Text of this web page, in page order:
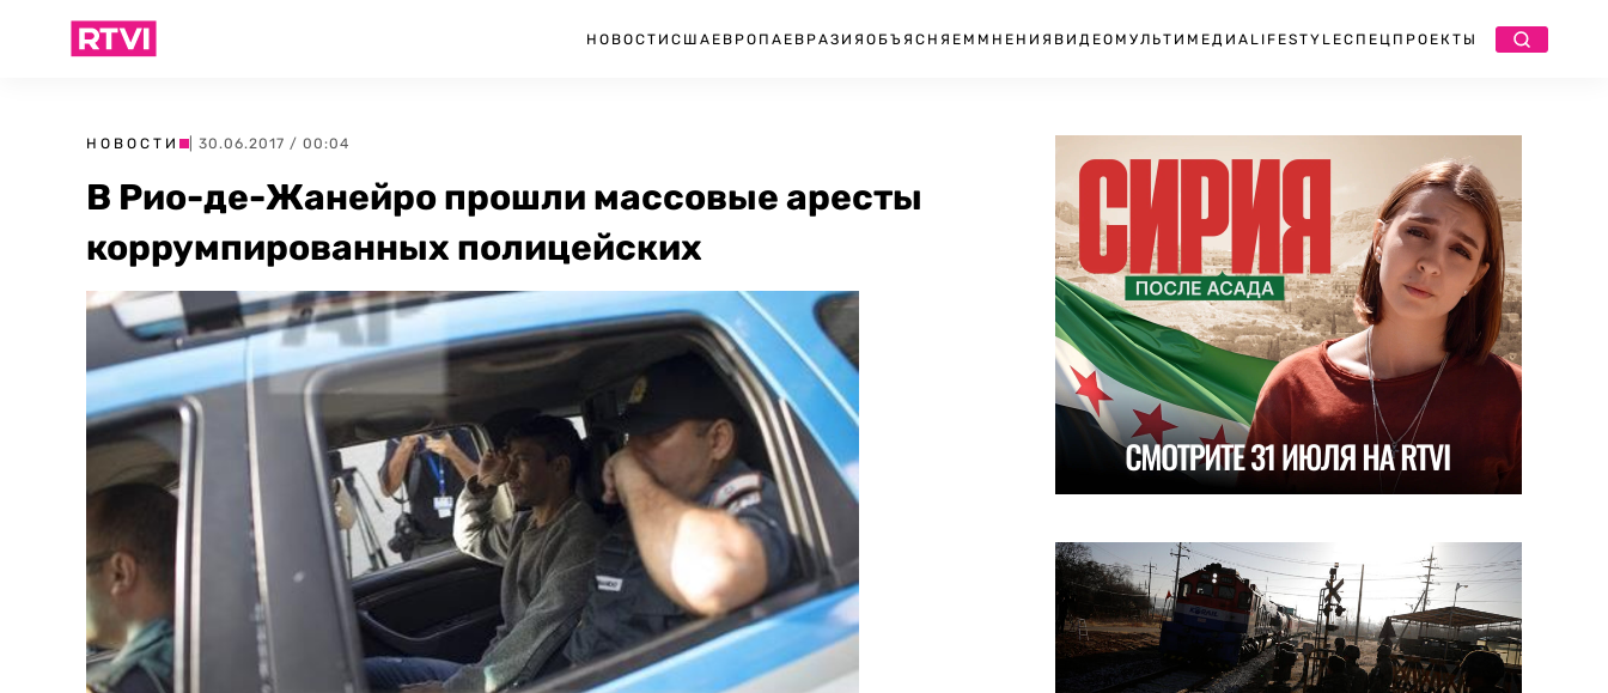
НОВОСТИ США ЕВРОПА ЕВРАЗИЯ ОБЪЯСНЯЕМ МНЕНИЯ ВИДЕО МУЛЬТИМЕДИА LIFESTYLEСПЕЦПРОЕКТЫ
НОВОСТИ | 30.06.2017 / 00:04
В Рио-де-Жанейро прошли массовые аресты
коррумпированных полицейских